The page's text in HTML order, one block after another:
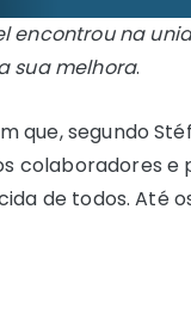
encontrou na
sua melhora.
que, segundo
colaboradores e
de todos. Até